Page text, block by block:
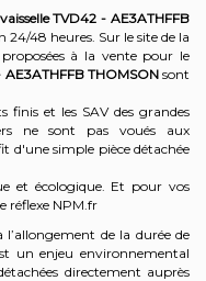
TVD42 - AE3ATHFFB
24/48 heures. Sur le site de la
à la vente pour le
AE3ATHFFB THOMSONsont
finis et les SAV des grandes
ne sont pas voués aux
d'une simple pièce détachée
et écologique. Et pour vos
réflexe NPM.fr
de la durée de
un enjeu environnemental
directement auprès